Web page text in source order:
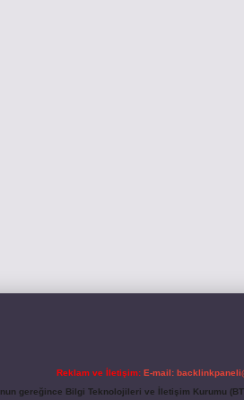
Reklam ve İletişim: E-mail:
gereğince Bilgi Teknolojileri ve İletişim Kurumu